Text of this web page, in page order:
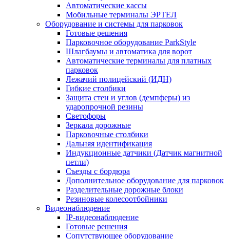
Автоматические кассы
Мобильные терминалы ЭРТЕЛ
Оборудование и системы для парковок
Готовые решения
Парковочное оборудование ParkStyle
Шлагбаумы и автоматика для ворот
Автоматические терминалы для платных
парковок
Лежачий полицейский (ИДН)
Гибкие столбики
Защита стен и углов (демпферы) из
ударопрочной резины
Светофоры
Зеркала дорожные
Парковочные столбики
Дальняя идентификация
Индукционные датчики (Датчик магнитной
петли)
Съезды с бордюра
Дополнительное оборудование для парковок
Разделительные дорожные блоки
Резиновые колесоотбойники
Видеонаблюдение
IP-видеонаблюдение
Готовые решения
Сопутствующее оборудование